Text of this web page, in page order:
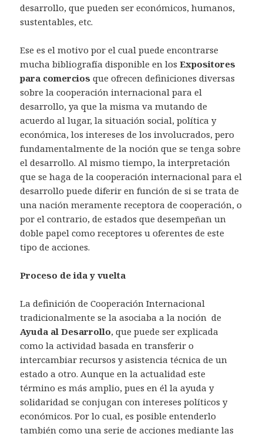
desarrollo, que pueden ser económicos, humanos,
sustentables, etc.
Ese es el motivo por el cual puede encontrarse
mucha bibliografía disponible en losExpositores
para comercios que ofrecen definiciones diversas
sobre la cooperación internacional para el
desarrollo, ya que la misma va mutando de
acuerdo al lugar, la situación social, política y
económica, los intereses de los involucrados, pero
fundamentalmente de la noción que se tenga sobre
el desarrollo. Al mismo tiempo, la interpretación
que se haga de la cooperación internacional para el
desarrollo puede diferir en función de si se trata de
una nación meramente receptora de cooperación, o
por el contrario, de estados que desempeñan un
doble papel como receptores u oferentes de este
tipo de acciones.
Proceso de ida y vuelta
La definición de Cooperación Internacional
tradicionalmente se la asociaba a la noción de
Ayuda al Desarrollo, que puede ser explicada
como la actividad basada en transferir o
intercambiar recursos y asistencia técnica de un
estado a otro. Aunque en la actualidad este
término es más amplio, pues en él la ayuda y
solidaridad se conjugan con intereses políticos y
económicos. Por lo cual, es posible entenderlo
también como una serie de acciones mediante las